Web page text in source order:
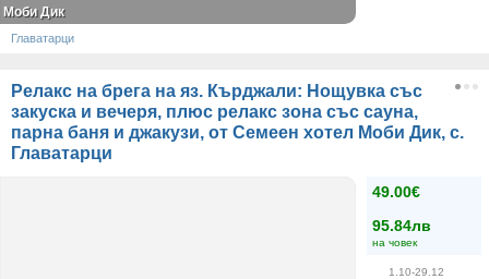
Моби Дик
Главатарци
Релакс на брега на яз. Кърджали: Нощувка със
закуска и вечеря, плюс релакс зона със сауна,
парна баня и джакузи, от Семеен хотел Моби Дик, с.
Главатарци
49.00€
95.84лв
на човек
1.10-29.12